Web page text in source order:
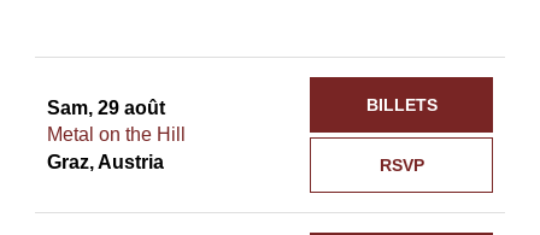
Sam, 29 août
Metal on the Hill
Graz, Austria
RSVP
BILLETS